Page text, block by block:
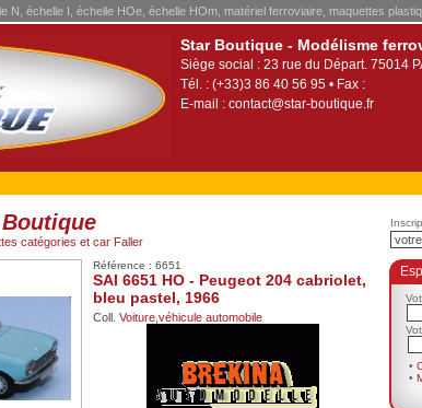
échelle I, échelle HOe, échelle HOm, matériel ferroviaire, maquettes
Star Boutique - Modélisme
Siège social : 23 rue du Départ. 75014
Tél. : (+33)3 86 40 56 95 • Fax :
E-mail : contact@star-boutique.fr
catégories et car Faller
Référence : 6651
SAI 6651 HO - Peugeot 204 cabriolet,
bleu pastel, 1966
Coll. Voiture,véhicule automobile
•
•